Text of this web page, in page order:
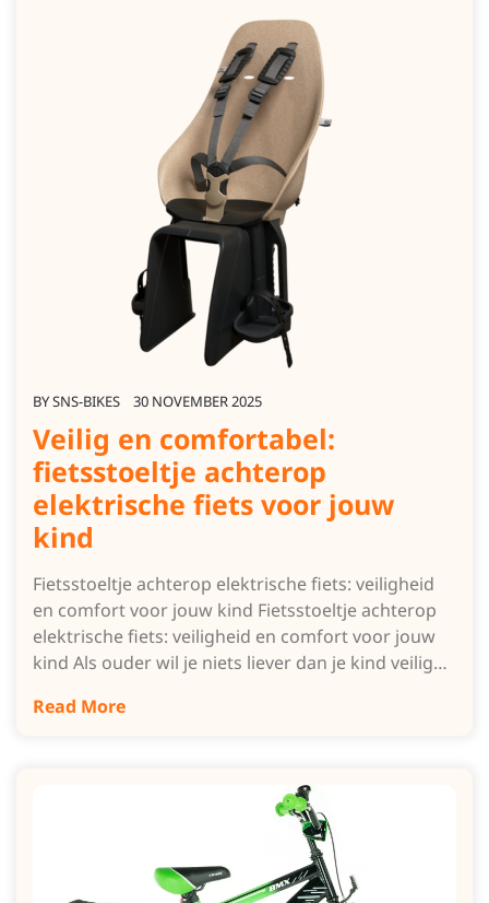
BYSNS-BIKES 30 NOVEMBER 2025
Veilig en comfortabel:
fietsstoeltje achterop
elektrische fiets voor jouw
kind
Fietsstoeltje achterop elektrische fiets: veiligheid
en comfort voor jouw kind Fietsstoeltje achterop
elektrische fiets: veiligheid en comfort voor jouw
kind Als ouder wil je niets liever dan je kind veilig…
Read More